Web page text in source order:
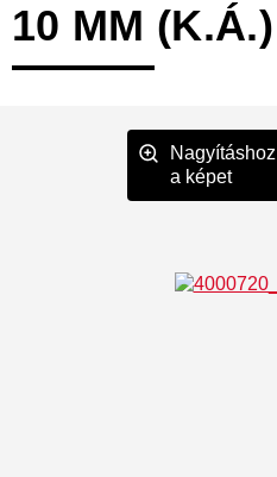
10 MM (K.Á.)
a képet